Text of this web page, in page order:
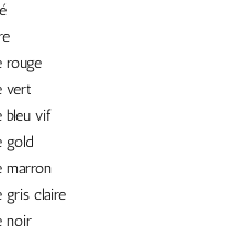
rouge
vert
bleu vif
gold
marron
gris claire
noir